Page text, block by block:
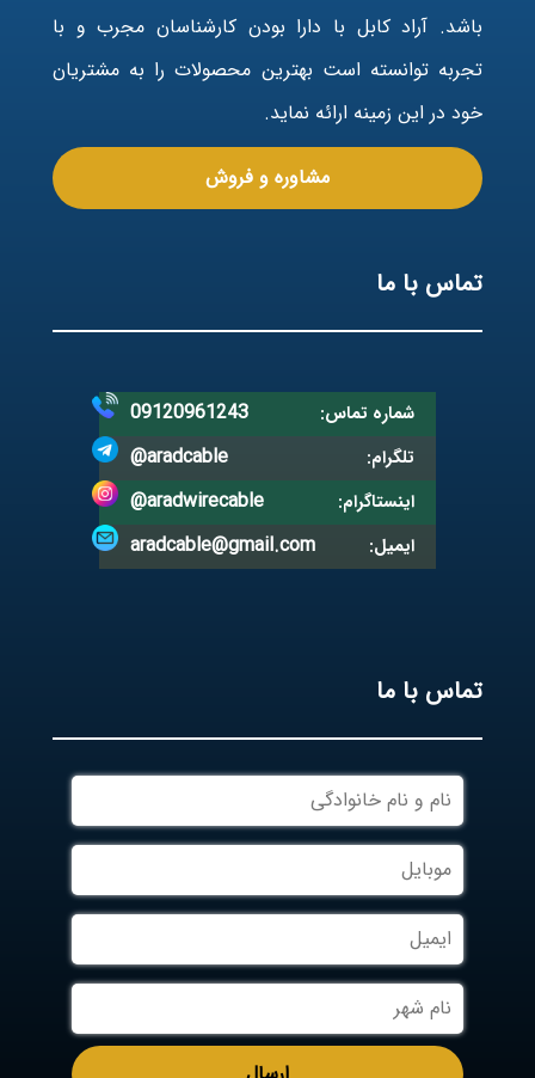
باشد. آراد کابل با دارا بودن کارشناسان مجرب و با
تجربه توانسته است بهترین محصولات را به مشتریان
خود در این زمینه ارائه نماید.
مشاوره و فروش
تماس با ما
شماره تماس: 09120961243
تلگرام: @aradcable
اینستاگرام: @aradwirecable
ایمیل: aradcable@gmail.com
تماس با ما